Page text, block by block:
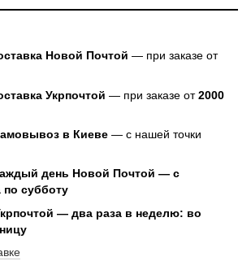
Новой Почтой — при заказе от
Укрпочтой — при заказе от2000
в Киеве — с нашей точки
день Новой Почтой — с
по субботу
— два раза в неделю: во